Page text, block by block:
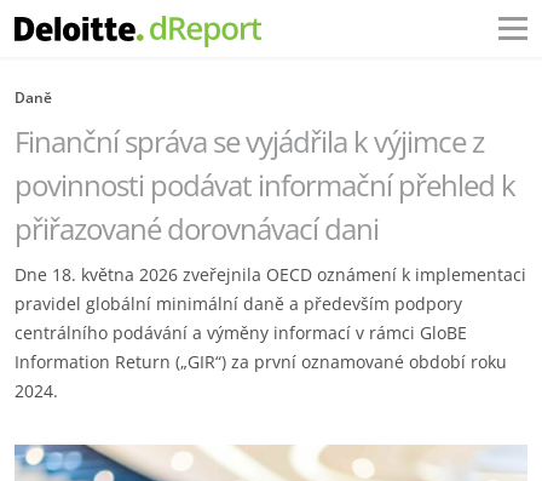
Daně
Finanční správa se vyjádřila k výjimce z
povinnosti podávat informační přehled k
přiřazované dorovnávací dani
Dne 18. května 2026 zveřejnila OECD oznámení k implementaci
pravidel globální minimální daně a především podpory
centrálního podávání a výměny informací v rámci GloBE
Information Return („GIR“) za první oznamované období roku
2024.